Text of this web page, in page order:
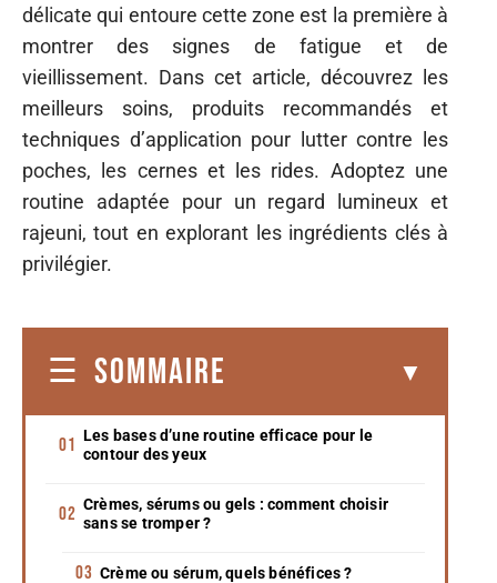
délicate qui entoure cette zone est la première à
montrer des signes de fatigue et de
vieillissement. Dans cet article, découvrez les
meilleurs soins, produits recommandés et
techniques d’application pour lutter contre les
poches, les cernes et les rides. Adoptez une
routine adaptée pour un regard lumineux et
rajeuni, tout en explorant les ingrédients clés à
privilégier.
SOMMAIRE
Les bases d’une routine efficace pour le
contour des yeux
Crèmes, sérums ou gels : comment choisir
sans se tromper ?
Crème ou sérum, quels bénéfices ?